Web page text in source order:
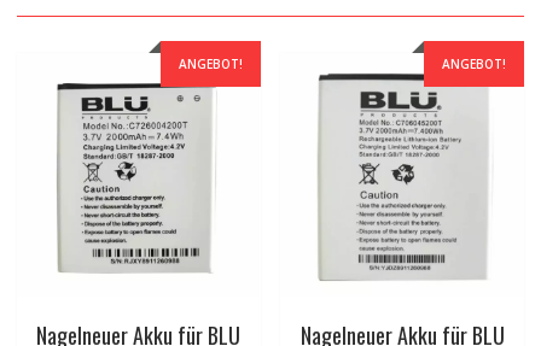
ANGEBOT!
Nagelneuer Akku für BLU
ANGEBOT!
Nagelneuer Akku für BLU